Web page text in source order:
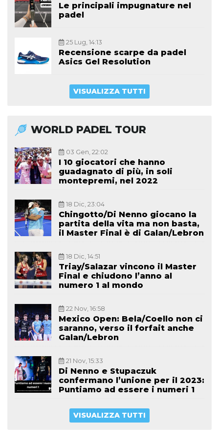
Le principali impugnature nel
padel
25 Lug, 14:13
Recensione scarpe da padel
Asics Gel Resolution
VISUALIZZA TUTTI
WORLD PADEL TOUR
03 Gen, 22:02
I 10 giocatori che hanno
guadagnato di più, in soli
montepremi, nel 2022
18 Dic, 23:04
Chingotto/Di Nenno giocano la
partita della vita ma non basta,
il Master Final è di Galan/Lebron
18 Dic, 14:51
Triay/Salazar vincono il Master
Final e chiudono l’anno al
numero 1 al mondo
22 Nov, 16:58
Mexico Open: Bela/Coello non ci
saranno, verso il forfait anche
Galan/Lebron
21 Nov, 15:33
Di Nenno e Stupaczuk
confermano l’unione per il 2023:
Puntiamo ad essere i numeri 1
VISUALIZZA TUTTI